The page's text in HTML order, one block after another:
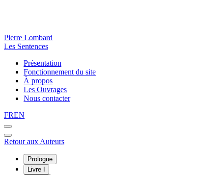
Pierre Lombard
Les Sentences
Présentation
Fonctionnement du site
À propos
Les Ouvrages
Nous contacter
FREN
Retour aux Auteurs
Prologue
Livre I